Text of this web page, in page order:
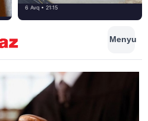
6 Avq • 21:15
Menyu